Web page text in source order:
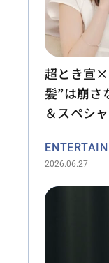
超とき宣×
髪”は崩
＆スペシ
2026.06.27